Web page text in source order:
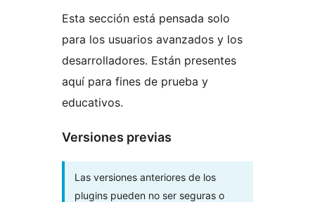
Esta sección está pensada solo
para los usuarios avanzados y los
desarrolladores. Están presentes
aquí para fines de prueba y
educativos.
Versiones previas
Las versiones anteriores de los
plugins pueden no ser seguras o